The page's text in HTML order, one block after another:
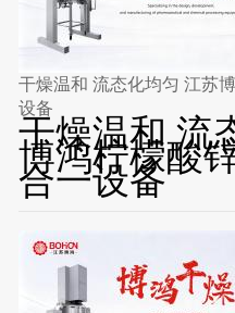
干燥温和 流态化均匀 江苏博鸿柠檬酸锌专用筒锥式三合一
设备
干燥温和 流
博鸿柠檬酸
合一设备